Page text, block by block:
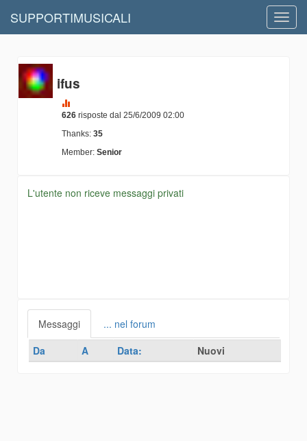
SUPPORTIMUSICALI
ifus
626 risposte dal 25/6/2009 02:00
Thanks: 35
Member: Senior
L'utente non riceve messaggi privati
Messaggi
... nel forum
Da
A Data: Nuovi